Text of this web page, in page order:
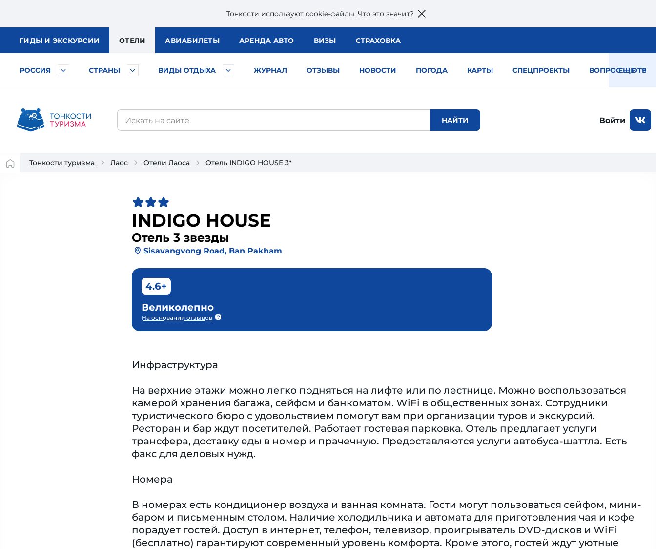
Тонкости используют сookie-файлы. Что это значит?
ГИДЫ И ЭКСКУРСИИ ОТЕЛИ АВИАБИЛЕТЫ АРЕНДА АВТО ВИЗЫ СТРАХОВКА
РОССИЯ СТРАНЫ ВИДЫ ОТДЫХА ЖУРНАЛ ОТЗЫВЫ НОВОСТИ ПОГОДА КАРТЫ СПЕЦПРОЕКТЫ ВОПРОС — ОТВЕТ
ЕЩЕ
Войти
Тонкости туризма Лаос Отели Лаоса Отель INDIGO HOUSE 3*
INDIGO HOUSE
Отель 3 звезды
Sisavangvong Road, Ban Pakham
4.6+
Великолепно
На основании отзывов
Инфраструктура
На верхние этажи можно легко подняться на лифте или по лестнице. Можно воспользоваться
камерой хранения багажа, сейфом и банкоматом. WiFi в общественных зонах. Сотрудники
туристического бюро с удовольствием помогут вам при организации туров и экскурсий.
Ресторан и бар ждут посетителей. Работает гостевая парковка. Отель предлагает услуги
трансфера, доставку еды в номер и прачечную. Предоставляются услуги автобуса-шаттла. Есть
факс для деловых нужд.
Номера
В номерах есть кондиционер воздуха и ванная комната. Гости могут пользоваться сейфом, мини-
баром и письменным столом. Наличие холодильника и автомата для приготовления чая и кофе
порадует гостей. Доступ в интернет, телефон, телевизор, проигрыватель DVD-дисков и WiFi
(бесплатно) гарантируют современный уровень комфорта. Кроме этого, гостей ждут уютные